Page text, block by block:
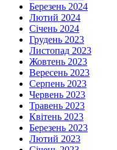
Березень 2024
Лютий 2024
Січень 2024
Грудень 2023
Листопад 2023
Жовтень 2023
Вересень 2023
Серпень 2023
Червень 2023
Травень 2023
Квітень 2023
Березень 2023
Лютий 2023